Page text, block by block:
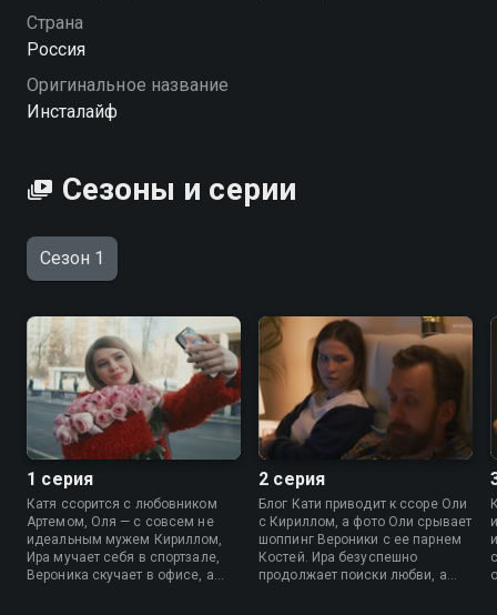
последствиям ведет это постоянное старание
подражать идеальным изображениям? Где же
обрабатывать реальность для публикаций и
создавать запоминающиеся теги? «Инсталайф» —
Страна
Россия
Оригинальное название
Инсталайф
Сезоны и серии
Сезон 1
1 серия
Катя ссорится с любовником
Артемом, Оля — с совсем не
идеальным мужем Кириллом,
Ира мучает себя в спортзале,
Вероника скучает в офисе, а
2 серия
Блог Кати приводит к ссоре Оли
с Кириллом, а фото Оли срывает
шоппинг Вероники с ее парнем
Костей. Ира безуспешно
продолжает поиски любви, а